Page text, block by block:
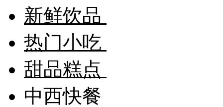
新鲜饮品
热门小吃
甜品糕点
中西快餐